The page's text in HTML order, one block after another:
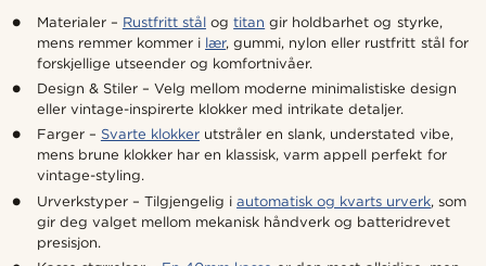
Materialer – Rustfritt stålogtitan gir holdbarhet og styrke,
mens remmer kommer i lær, gummi, nylon eller rustfritt stål for
forskjellige utseender og komfortnivåer.
Design & Stiler – Velg mellom moderne minimalistiske design
eller vintage-inspirerte klokker med intrikate detaljer.
Farger – Svarte klokkerutstråler en slank, understated vibe,
mens brune klokker har en klassisk, varm appell perfekt for
vintage-styling.
Urverkstyper – Tilgjengelig iautomatisk og kvarts urverk, som
gir deg valget mellom mekanisk håndverk og batteridrevet
presisjon.